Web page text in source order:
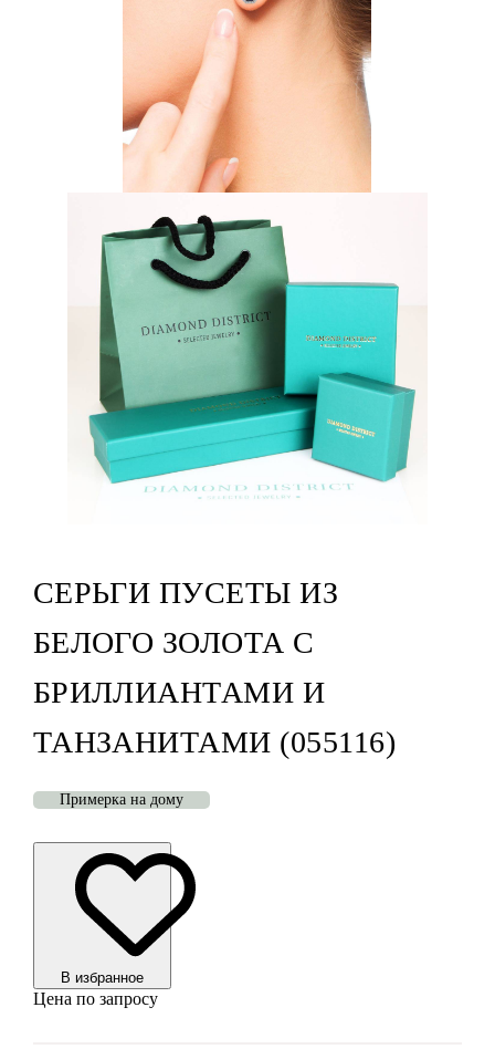
СЕРЬГИ ПУСЕТЫ ИЗ
БЕЛОГО ЗОЛОТА С
БРИЛЛИАНТАМИ И
ТАНЗАНИТАМИ (055116)
Примерка на дому
В избранноe
Цена по запросу